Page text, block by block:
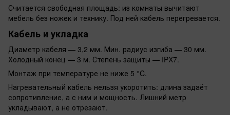
Считается свободная площадь: из комнаты вычитают
мебель без ножек и технику. Под ней кабель перегревается.
Кабель и укладка
Диаметр кабеля — 3,2 мм. Мин. радиус изгиба — 30 мм.
Холодный конец — 3 м. Степень защиты — IPX7.
Монтаж при температуре не ниже 5 °C.
Нагревательный кабель нельзя укоротить: длина задаёт
сопротивление, а с ним и мощность. Лишний метр
укладывают, а не отрезают.